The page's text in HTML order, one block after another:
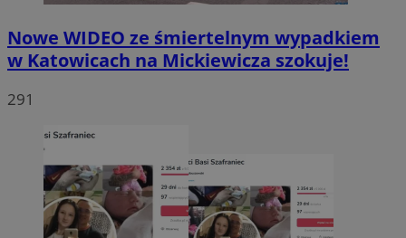
Nowe WIDEO ze śmiertelnym wypadkiem
w Katowicach na Mickiewicza szokuje!
291